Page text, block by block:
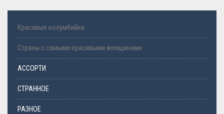
Красивые колумбийки
Страны с самыми красивыми женщинами
АССОРТИ
СТРАННОЕ
РАЗНОЕ